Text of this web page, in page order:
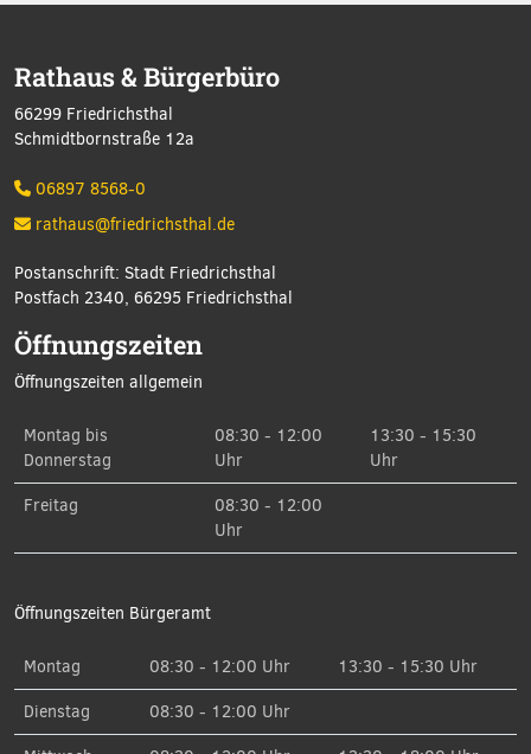
Rathaus & Bürgerbüro
66299 Friedrichsthal
Schmidtbornstraße 12a
06897 8568-0
rathaus@friedrichsthal.de
Postanschrift: Stadt Friedrichsthal
Postfach 2340, 66295 Friedrichsthal
Öffnungszeiten
Öffnungszeiten allgemein
Montag bis
Donnerstag
08:30 - 12:00
Uhr
13:30 - 15:30
Uhr
Freitag
08:30 - 12:00
Uhr
Öffnungszeiten Bürgeramt
Montag 08:30 - 12:00 Uhr
13:30 - 15:30 Uhr
Dienstag
08:30 - 12:00 Uhr